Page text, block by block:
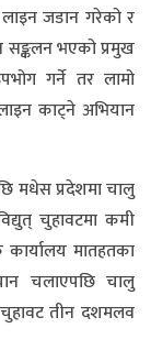
जडान गरेको र
सङ्कलन भएको प्रमुख
गर्ने तर लामो
काट्ने अभियान
मधेस प्रदेशमा चालु
चुहावटमा कमी
मातहतका
चलाएपछि चालु
चुहावट तीन दशमलव